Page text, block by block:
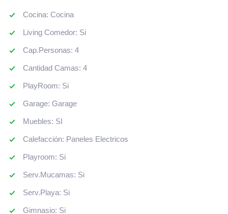
Cocina: Cocina
Living Comedor: Si
Cap.Personas: 4
Cantidad Camas: 4
PlayRoom: Si
Garage: Garage
Muebles: SI
Calefacción: Paneles Electricos
Playroom: Si
Serv.Mucamas: Si
Serv.Playa: Si
Gimnasio: Si